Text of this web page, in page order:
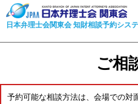
日本弁理士会関東会 知財相談予約シス
ご相
予約可能な相談方法は、会場での対